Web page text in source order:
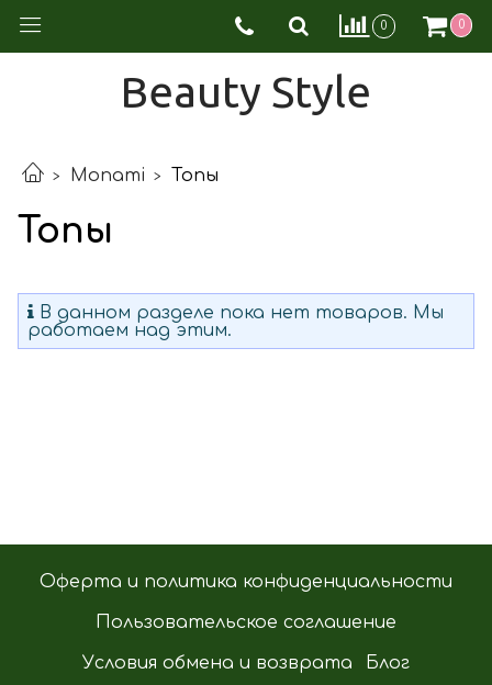
0 0
Beauty Style
Monami Топы
Топы
В данном разделе пока нет товаров. Мы
работаем над этим.
Оферта и политика конфиденциальности
Пользовательское соглашение
Условия обмена и возврата Блог